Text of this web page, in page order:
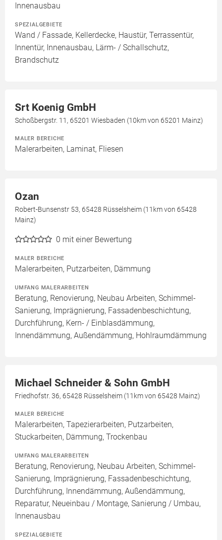
Innenausbau
SPEZIALGEBIETE
Wand / Fassade, Kellerdecke, Haustür, Terrassentür,
Innentür, Innenausbau, Lärm- / Schallschutz,
Brandschutz
Srt Koenig GmbH
Schoßbergstr. 11, 65201 Wiesbaden (10km von 65201 Mainz)
MALER BEREICHE
Malerarbeiten, Laminat, Fliesen
Ozan
Robert-Bunsenstr 53, 65428 Rüsselsheim (11km von 65428
Mainz)
0 mit einer Bewertung
MALER BEREICHE
Malerarbeiten, Putzarbeiten, Dämmung
UMFANG MALERARBEITEN
Beratung, Renovierung, Neubau Arbeiten, Schimmel-
Sanierung, Imprägnierung, Fassadenbeschichtung,
Durchführung, Kern- / Einblasdämmung,
Innendämmung, Außendämmung, Hohlraumdämmung
Michael Schneider & Sohn GmbH
Friedhofstr. 36, 65428 Rüsselsheim (11km von 65428 Mainz)
MALER BEREICHE
Malerarbeiten, Tapezierarbeiten, Putzarbeiten,
Stuckarbeiten, Dämmung, Trockenbau
UMFANG MALERARBEITEN
Beratung, Renovierung, Neubau Arbeiten, Schimmel-
Sanierung, Imprägnierung, Fassadenbeschichtung,
Durchführung, Innendämmung, Außendämmung,
Reparatur, Neueinbau / Montage, Sanierung / Umbau,
Innenausbau
SPEZIALGEBIETE